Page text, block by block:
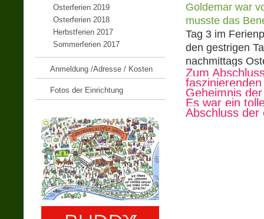
Osterferien 2019
Osterferien 2018
Herbstferien 2017
Sommerferien 2017
Anmeldung /Adresse / Kosten
Fotos der Einrichtung
Goldemar war
musste das
Tag 3 im
den gestrigen
nachmittags
Zum
Geheimnis
Es war ein
Abschluss der